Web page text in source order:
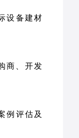
设备建材
商、开发
例评估及